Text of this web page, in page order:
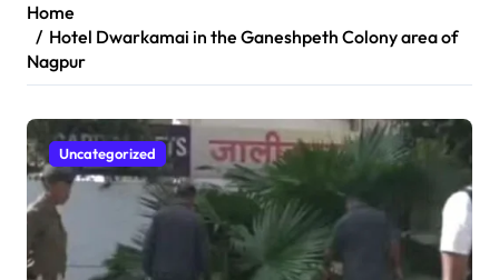
Home
Hotel Dwarkamai in the Ganeshpeth Colony area of
Nagpur
Uncategorized